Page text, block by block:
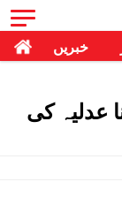
خبریں
عدلیہ کی